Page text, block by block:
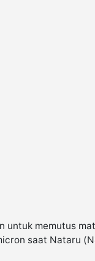
untuk memutus
saat Nataru